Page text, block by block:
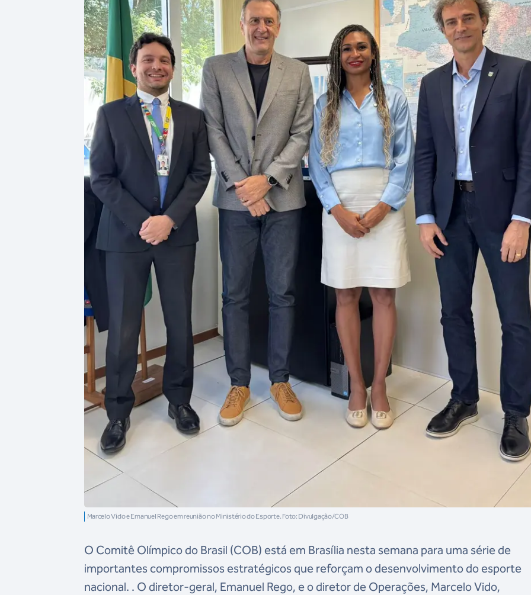
Marcelo Vido e Emanuel Rego em reunião no Ministério do Esporte. Foto: Divulgação/COB
O Comitê Olímpico do Brasil (COB) está em Brasília nesta semana para uma série de
importantes compromissos estratégicos que reforçam o desenvolvimento do esporte
nacional. . O diretor-geral, Emanuel Rego, e o diretor de Operações, Marcelo Vido,